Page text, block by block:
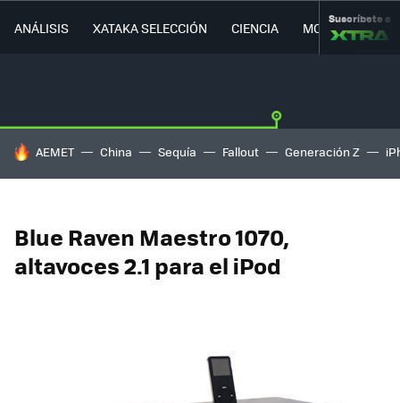
ANÁLISIS XATAKA SELECCIÓN CIENCIA MOVILIDAD
Suscríbete a
HOY SE HABLA DE
AEMET China Sequía Fallout Generación Z
Blue Raven Maestro 1070,
altavoces 2.1 para el iPod